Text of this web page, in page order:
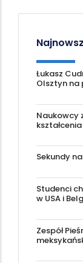
Łukasz
Olsztyn na
Naukowcy
Sekundy
Studenci
w USA i
Zespół